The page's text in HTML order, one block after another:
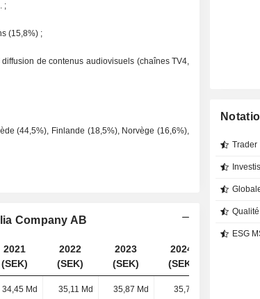
;
(15,8%) ;
de contenus audiovisuels (chaînes TV4,
(44,5%), Finlande (18,5%), Norvège (16,6%),
Company AB
2021
(SEK)
2022
(SEK)
2023
(SEK)
2024
(SEK)
34,45 Md 35,11 Md 35,87 Md 35,7 Md
Trader
Qualité
ESG